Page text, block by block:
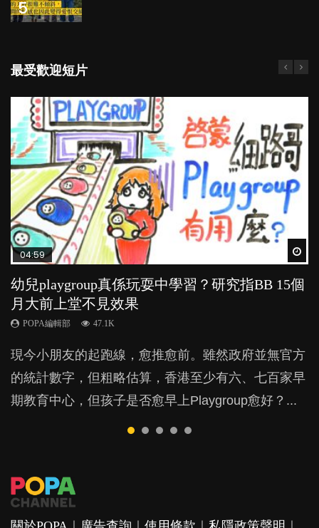
5
最受歡迎短片
04:59
幼兒playgroup真係玩耍中學習？研究指BB 15個
月大前上堂不見效果
POPA編輯部 47.1K
現今小朋友的起跑線，愈推愈前。雖然政府並無官方
的統計數字，但粗略估算，香港至少有六、七百家早
期教育中心，但孩子是否愈早上Playgroup愈好？...
03:39
幼稚園遊戲課 如何刺激幼兒自發學習取代獎勵
與懲罰？
POPA編輯部 33.1K
由美國學者所創的 tools of the mind 課程，學生以遊
戲方式學習，學術能力和自制能力亦明顯比其他小朋
友優勝，到底這課程有何特別之處？...
04:06
全職好？在職好？｜全職媽媽與在職媽媽的壓
力與價值
POPA編輯部 25.8K
許多媽媽心底可能都有一刻掙扎過：究竟全職好，還
是在職好。雖說每個家庭都有自己的獨特狀況和考慮
因素，但原來全職和在職媽媽所養育的子女其實都各
03:02
老公患產後憂鬱症對BB的影響
POPA編輯部 15.9K
鬱，影響日常生活，嚴重的甚至會有自殺，或傷害小
朋友的念頭。但為何爸爸患上產後抑鬱往往難以察
覺？...
03:41
BB口腔期乜都放入口，父母該制止還是放手？
POPA編輯部 25.5K
成吮手指的習慣，大個就很難戒，但原來一刀切阻止
他們放東西入口，隨時會影響孩子的身心發展？...